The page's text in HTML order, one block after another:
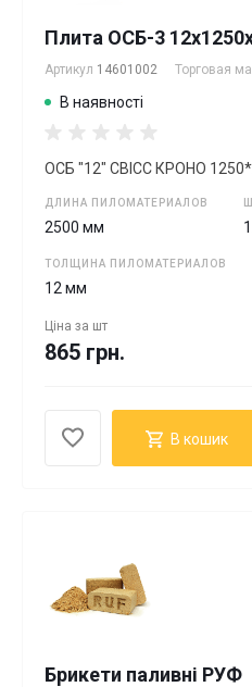
Плита ОСБ-3
Артикул 14601002 Торговая
В наявності
ОСБ "12" СВІСС КРОНО
ДЛИНА ПИЛОМАТЕРИАЛОВ
2500 мм
ТОЛЩИНА ПИЛОМАТЕРИАЛОВ
12 мм
Ціна за шт
865 грн.
В кошик
Брикети паливні РУФ